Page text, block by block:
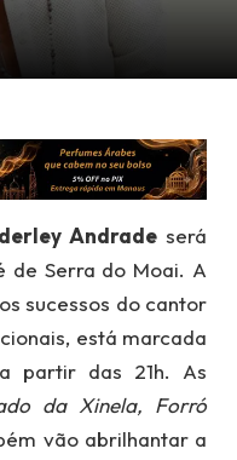
Andradeserá
de Serra do Moai. A
sucessos do cantor
está marcada
partir das 21h. As
da Xinela, Forró
vão abrilhantar a